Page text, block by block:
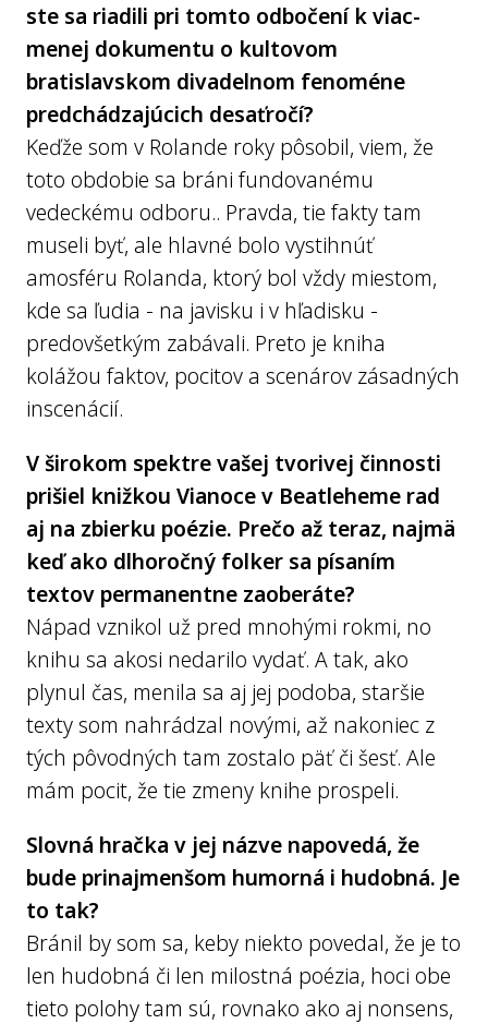
ste sa riadili pri tomto odbočení k viac-
menej dokumentu o kultovom
bratislavskom divadelnom fenoméne
predchádzajúcich desaťročí?
Keďže som v Rolande roky pôsobil, viem, že
toto obdobie sa bráni fundovanému
vedeckému odboru.. Pravda, tie fakty tam
museli byť, ale hlavné bolo vystihnúť
amosféru Rolanda, ktorý bol vždy miestom,
kde sa ľudia - na javisku i v hľadisku -
predovšetkým zabávali. Preto je kniha
kolážou faktov, pocitov a scenárov zásadných
inscenácií.
V širokom spektre vašej tvorivej činnosti
prišiel knižkou Vianoce v Beatleheme rad
aj na zbierku poézie. Prečo až teraz, najmä
keď ako dlhoročný folker sa písaním
textov permanentne zaoberáte?
Nápad vznikol už pred mnohými rokmi, no
knihu sa akosi nedarilo vydať. A tak, ako
plynul čas, menila sa aj jej podoba, staršie
texty som nahrádzal novými, až nakoniec z
tých pôvodných tam zostalo päť či šesť. Ale
mám pocit, že tie zmeny knihe prospeli.
Slovná hračka v jej názve napovedá, že
bude prinajmenšom humorná i hudobná. Je
to tak?
Bránil by som sa, keby niekto povedal, že je to
len hudobná či len milostná poézia, hoci obe
tieto polohy tam sú, rovnako ako aj nonsens,